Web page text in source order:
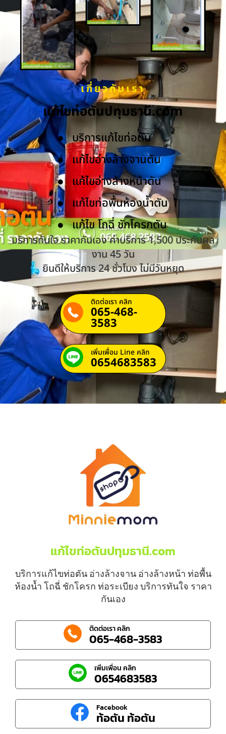
เกี่ยวกับเรา
แก้ไขท่อตันปทุมธานี.com
บริการแก้ไขท่อตัน
แก้ไขอ่างล้างจานตัน
แก้ไขอ่างล้างหน้าตัน
แก้ไขท่อพื้นห้องน้ำตัน
แก้ไข โถฉี่ ชักโครกตัน
บริการทันใจ ราคากันเอง ค่าบริการ 1,500 ประกันผล
งาน 45 วัน
ยินดีให้บริการ 24 ชั่วโมง ไม่มีวันหยุด
ติดต่อเรา คลิก
065-468-
3583
เพิ่มเพื่อน Line คลิก
0654683583
แก้ไขท่อตันปทุมธานี.com
บริการแก้ไขท่อตัน อ่างล้างจาน อ่างล้างหน้า ท่อพื้น
ห้องน้ำ โถฉี่ ชักโครก ท่อระเบียง บริการทันใจ ราคา
กันเอง
ติดต่อเรา คลิก
065-468-3583
เพิ่มเพื่อน คลิก
0654683583
Facebook
ท้อตัน ท้อตัน